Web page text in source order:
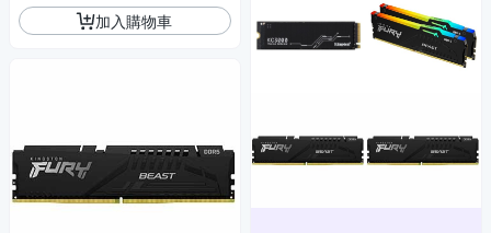
加入購物車